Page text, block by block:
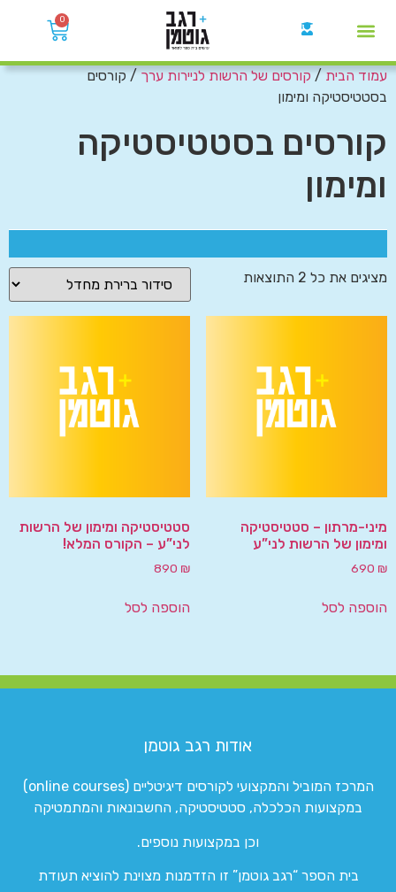
0
עמוד הבית/קורסים של הרשות לניירות ערך/ קורסים
בסטטיסטיקה ומימון
קורסים בסטטיסטיקה
ומימון
מציגים את כל ⁦2⁩ התוצאות
מיני-מרתון – סטטיסטיקה
ומימון של הרשות לני”ע
690 ₪
הוספה לסל
סטטיסטיקה ומימון של הרשות
לני”ע – הקורס המלא!
890 ₪
הוספה לסל
אודות רגב גוטמן
המרכז המוביל והמקצועי לקורסים דיגיטליים (online courses)
במקצועות הכלכלה, סטטיסטיקה, החשבונאות והמתמטיקה
וכן במקצועות נוספים.
בית הספר “רגב גוטמן” זו הזדמנות מצוינת להוציא תעודת